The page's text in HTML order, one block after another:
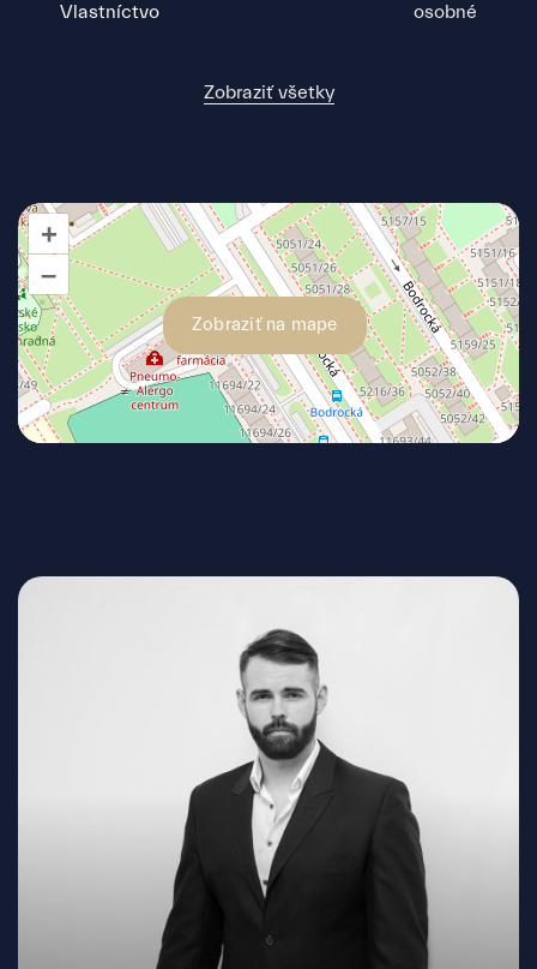
Vlastníctvo osobné
Zobraziť všetky
Zobraziť na mape
+
–